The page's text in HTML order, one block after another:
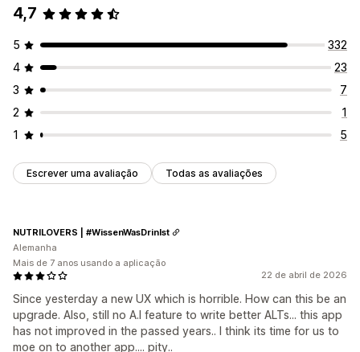
4,7
5
332
4
23
3
7
2
1
1
5
Escrever uma avaliação Todas as avaliações
22 de abril de 2026
Since yesterday a new UX which is horrible. How can this be an
upgrade. Also, still no A.I feature to write better ALTs... this app
has not improved in the passed years.. I think its time for us to
moe on to another app.... pity..
NUTRILOVERS | #WissenWasDrinIst
Alemanha
Mais de 7 anos usando a aplicação